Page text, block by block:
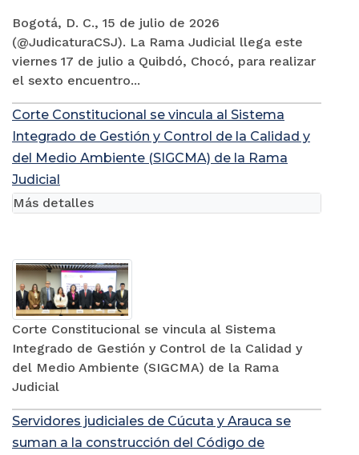
Bogotá, D. C., 15 de julio de 2026
(@JudicaturaCSJ). La Rama Judicial llega este
viernes 17 de julio a Quibdó, Chocó, para realizar
el sexto encuentro...
Corte Constitucional se vincula al Sistema
Integrado de Gestión y Control de la Calidad y
del Medio Ambiente (SIGCMA) de la Rama
Judicial
Corte Constitucional se vincula al Sistema
Integrado de Gestión y Control de la Calidad y
del Medio Ambiente (SIGCMA) de la Rama
Judicial
Más detalles
Servidores judiciales de Cúcuta y Arauca se
suman a la construcción del Código de